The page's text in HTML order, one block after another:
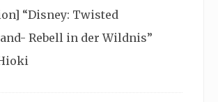
“Disney: Twisted
Rebell in der Wildnis”